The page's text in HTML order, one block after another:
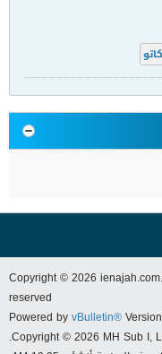
Copyright © 2026
reserved
Powered byvBulletin®
Copyright © 2026 MH Sub I,